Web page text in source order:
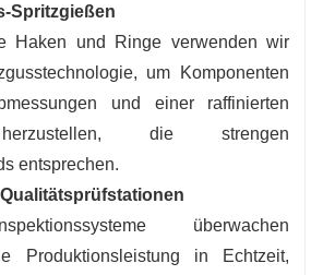
Spritzgießen
Haken und Ringe verwenden wir
um Komponenten
und einer raffinierten
die strengen
entsprechen.
überwachen
Produktionsleistung in Echtzeit,